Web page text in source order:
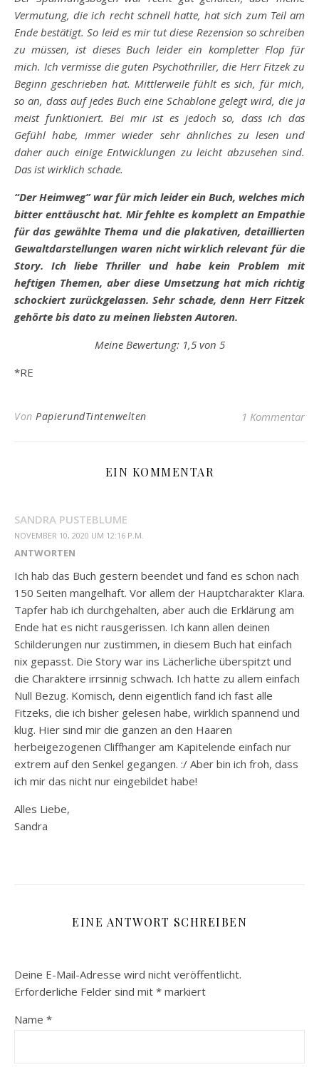
Vermutung, die ich recht schnell hatte, hat sich zum Teil am
Ende bestätigt. So leid es mir tut diese Rezension so schreiben
zu müssen, ist dieses Buch leider ein kompletter Flop für
mich. Ich vermisse die guten Psychothriller, die Herr Fitzek zu
Beginn geschrieben hat. Mittlerweile fühlt es sich, für mich,
so an, dass auf jedes Buch eine Schablone gelegt wird, die ja
meist funktioniert. Bei mir ist es jedoch so, dass ich das
Gefühl habe, immer wieder sehr ähnliches zu lesen und
daher auch einige Entwicklungen zu leicht abzusehen sind.
Das ist wirklich schade.
“Der Heimweg” war für mich leider ein Buch, welches mich
bitter enttäuscht hat. Mir fehlte es komplett an Empathie
für das gewählte Thema und die plakativen, detaillierten
Gewaltdarstellungen waren nicht wirklich relevant für die
Story. Ich liebe Thriller und habe kein Problem mit
heftigen Themen, aber diese Umsetzung hat mich richtig
schockiert zurückgelassen. Sehr schade, denn Herr Fitzek
gehörte bis dato zu meinen liebsten Autoren.
Meine Bewertung: 1,5 von 5
*RE
Von PapierundTintenwelten 1 Kommentar
EIN KOMMENTAR
SANDRA PUSTEBLUME
NOVEMBER 10, 2020 UM 12:16 P.M.
ANTWORTEN
Ich hab das Buch gestern beendet und fand es schon nach
150 Seiten mangelhaft. Vor allem der Hauptcharakter Klara.
Tapfer hab ich durchgehalten, aber auch die Erklärung am
Ende hat es nicht rausgerissen. Ich kann allen deinen
Schilderungen nur zustimmen, in diesem Buch hat einfach
nix gepasst. Die Story war ins Lächerliche überspitzt und
die Charaktere irrsinnig schwach. Ich hatte zu allem einfach
Null Bezug. Komisch, denn eigentlich fand ich fast alle
Fitzeks, die ich bisher gelesen habe, wirklich spannend und
klug. Hier sind mir die ganzen an den Haaren
herbeigezogenen Cliffhanger am Kapitelende einfach nur
extrem auf den Senkel gegangen. :/ Aber bin ich froh, dass
ich mir das nicht nur eingebildet habe!
Alles Liebe,
Sandra
EINE ANTWORT SCHREIBEN
Deine E-Mail-Adresse wird nicht veröffentlicht.
Erforderliche Felder sind mit * markiert
Name *